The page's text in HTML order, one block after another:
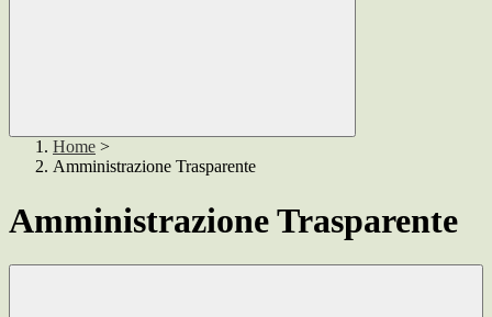
Home >
Amministrazione Trasparente
Amministrazione Trasparente